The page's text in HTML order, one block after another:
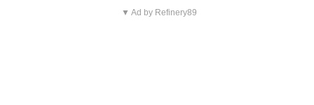
▼ Ad by Refinery89